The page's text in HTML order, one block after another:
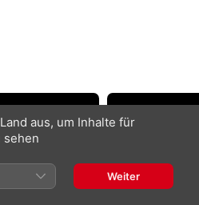
aus, um Inhalte für
sehen
Weiter